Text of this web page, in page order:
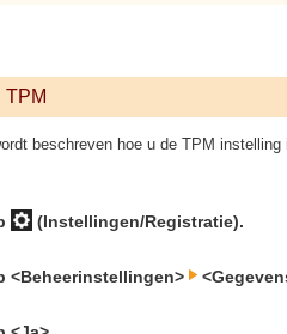
TPM
beschreven hoe u de TPM instelling
(Instellingen/Registratie).
<Beheerinstellingen>